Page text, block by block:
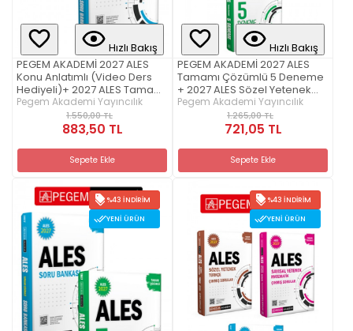
Hızlı Bakış
PEGEM AKADEMİ 2027 ALES
Konu Anlatımlı (Video Ders
Hediyeli)+ 2027 ALES Tamamı
Çözümlü Soru Bankası Seti
Pegem Akademi Yayıncılık
1.550,00 TL
883,50 TL
Sepete Ekle
Hızlı Bakış
PEGEM AKADEMİ 2027 ALES
Tamamı Çözümlü 5 Deneme
+ 2027 ALES Sözel Yetenek
Türkçe Tamamı Çözümlü
Soru Bankası + 2027 ALES
Sayısal Yetenek Matematik
Tamamı Video Çözümlü Soru
Bankası Seti (3.Kitap)
Pegem Akademi Yayıncılık
1.265,00 TL
721,05 TL
Sepete Ekle
%43 İNDIRIM
YENI ÜRÜN
%43 İNDIRIM
YENI ÜRÜN